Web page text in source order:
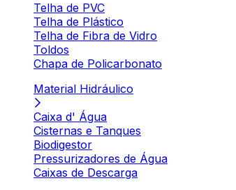
Telha de PVC
Telha de Plástico
Telha de Fibra de Vidro
Toldos
Chapa de Policarbonato
Material Hidráulico
Caixa d' Água
Cisternas e Tanques
Biodigestor
Pressurizadores de Água
Caixas de Descarga